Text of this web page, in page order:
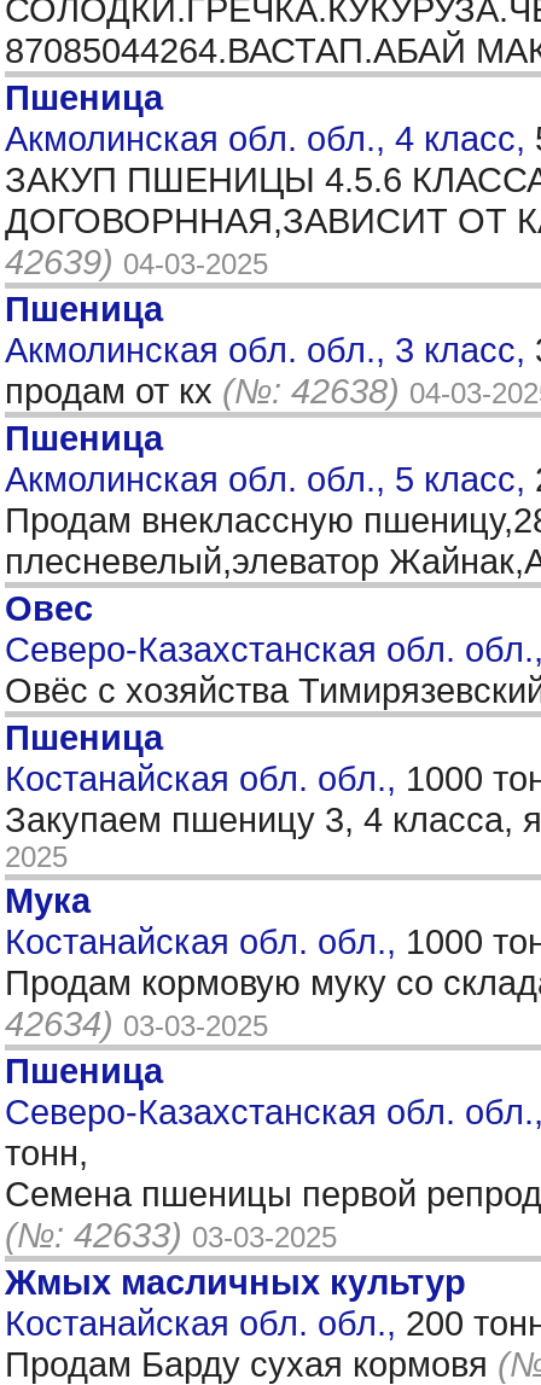
87085044264.ВАСТАП.АБАЙ
Пшеница
Акмолинская обл. обл., 4 класс,
ЗАКУП ПШЕНИЦЫ 4.5.6
ДОГОВОРННАЯ,ЗАВИСИТ ОТ
42639) 04-03-2025
Пшеница
Акмолинская обл. обл., 3 класс,
продам от кх (№: 42638) 04-03-
Пшеница
Акмолинская обл. обл., 5 класс,
Продам внеклассную
плесневелый,элеватор
Овес
Северо-Казахстанская обл.
Овёс с хозяйства
Пшеница
Костанайская обл. обл., 1000
Закупаем пшеницу 3, 4 класса,
2025
Мука
Костанайская обл. обл., 1000
Продам кормовую муку со
42634) 03-03-2025
Пшеница
Северо-Казахстанская обл.
тонн,
Семена пшеницы первой
(№: 42633) 03-03-2025
Жмых масличных культур
Костанайская обл. обл., 200
Продам Барду сухая кормовя